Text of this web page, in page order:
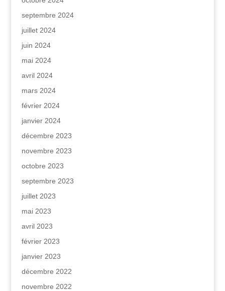
septembre 2024
juillet 2024
juin 2024
mai 2024
avril 2024
mars 2024
février 2024
janvier 2024
décembre 2023
novembre 2023
octobre 2023
septembre 2023
juillet 2023
mai 2023
avril 2023
février 2023
janvier 2023
décembre 2022
novembre 2022